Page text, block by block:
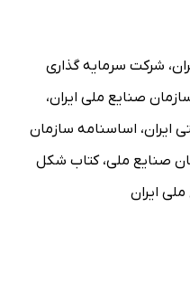
، شرکت سرمایه گذاری
صنایع ملی ایران،
ایران، اساسنامه سازمان
صنایع ملی،کتاب شکل
ایران